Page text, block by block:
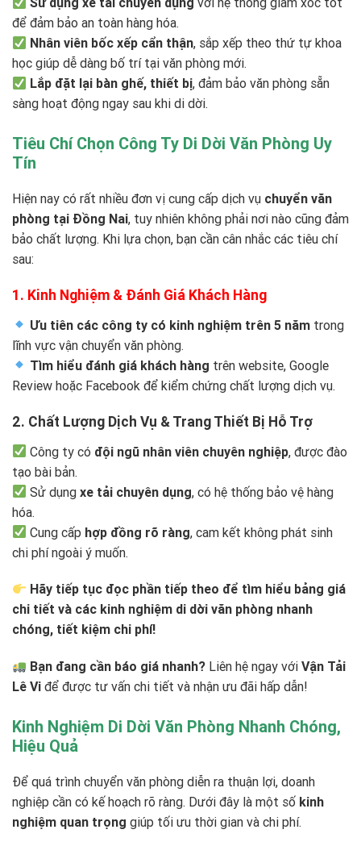
để đảm bảo an toàn hàng hóa.
Nhân viên bốc xếp cẩn thận, sắp xếp theo thứ tự khoa
học giúp dễ dàng bố trí tại văn phòng mới.
Lắp đặt lại bàn ghế, thiết bị, đảm bảo văn phòng sẵn
sàng hoạt động ngay sau khi di dời.
Tiêu Chí Chọn Công Ty Di Dời Văn Phòng Uy
Tín
Hiện nay có rất nhiều đơn vị cung cấp dịch vụ chuyển văn
phòng tại Đồng Nai, tuy nhiên không phải nơi nào cũng đảm
bảo chất lượng. Khi lựa chọn, bạn cần cân nhắc các tiêu chí
sau:
1. Kinh Nghiệm & Đánh Giá Khách Hàng
Ưu tiên các công ty có kinh nghiệm trên 5 năm trong
lĩnh vực vận chuyển văn phòng.
Tìm hiểu đánh giá khách hàng trên website, Google
Review hoặc Facebook để kiểm chứng chất lượng dịch vụ.
2. Chất Lượng Dịch Vụ & Trang Thiết Bị Hỗ Trợ
Công ty có đội ngũ nhân viên chuyên nghiệp, được đào
tạo bài bản.
Sử dụngxe tải chuyên dụng, có hệ thống bảo vệ hàng
hóa.
Cung cấp hợp đồng rõ ràng, cam kết không phát sinh
chi phí ngoài ý muốn.
Hãy tiếp tục đọc phần tiếp theo để tìm hiểu bảng giá
chi tiết và các kinh nghiệm di dời văn phòng nhanh
chóng, tiết kiệm chi phí!
Bạn đang cần báo giá nhanh? Liên hệ ngay vớiVận Tải
Lê Vi để được tư vấn chi tiết và nhận ưu đãi hấp dẫn!
Kinh Nghiệm Di Dời Văn Phòng Nhanh Chóng,
Hiệu Quả
Để quá trình chuyển văn phòng diễn ra thuận lợi, doanh
nghiệp cần có kế hoạch rõ ràng. Dưới đây là một số kinh
nghiệm quan trọng giúp tối ưu thời gian và chi phí.